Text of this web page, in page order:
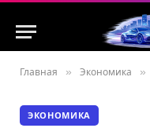
Главная » Экономика »
ЭКОНОМИКА